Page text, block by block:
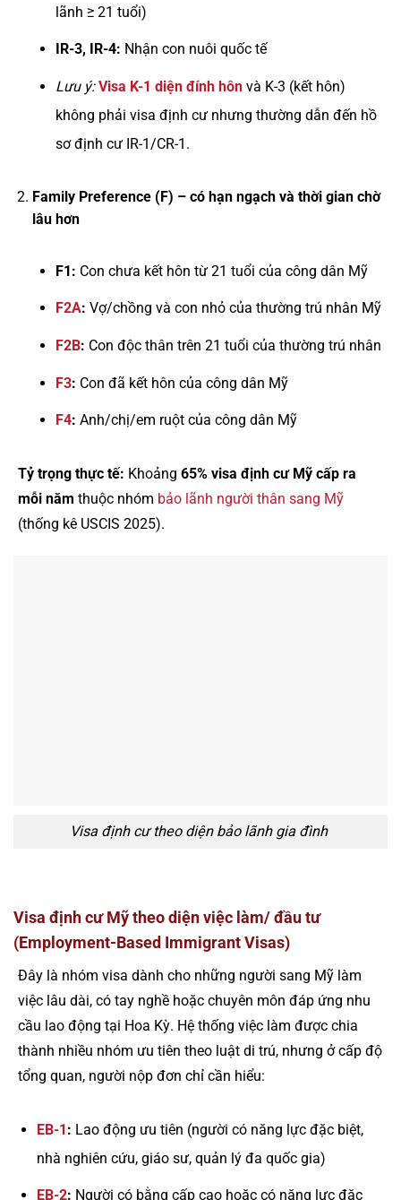
lãnh ≥ 21 tuổi)
IR-3, IR-4: Nhận con nuôi quốc tế
Lưu ý: Visa K-1 diện đính hônvà K-3 (kết hôn)
không phải visa định cư nhưng thường dẫn đến hồ
sơ định cư IR-1/CR-1.
Family Preference (F) – có hạn ngạch và thời gian chờ
lâu hơn
F1: Con chưa kết hôn từ 21 tuổi của công dân Mỹ
F2A: Vợ/chồng và con nhỏ của thường trú nhân Mỹ
F2B: Con độc thân trên 21 tuổi của thường trú nhân
F3: Con đã kết hôn của công dân Mỹ
F4: Anh/chị/em ruột của công dân Mỹ
Tỷ trọng thực tế: Khoảng 65% visa định cư Mỹ cấp ra
mỗi năm thuộc nhóm bảo lãnh người thân sang Mỹ
(thống kê USCIS 2025).
Visa định cư theo diện bảo lãnh gia đình
Visa định cư Mỹ theo diện việc làm/ đầu tư
(Employment-Based Immigrant Visas)
Đây là nhóm visa dành cho những người sang Mỹ làm
việc lâu dài, có tay nghề hoặc chuyên môn đáp ứng nhu
cầu lao động tại Hoa Kỳ. Hệ thống việc làm được chia
thành nhiều nhóm ưu tiên theo luật di trú, nhưng ở cấp độ
tổng quan, người nộp đơn chỉ cần hiểu:
EB-1: Lao động ưu tiên (người có năng lực đặc biệt,
nhà nghiên cứu, giáo sư, quản lý đa quốc gia)
EB-2: Người có bằng cấp cao hoặc có năng lực đặc